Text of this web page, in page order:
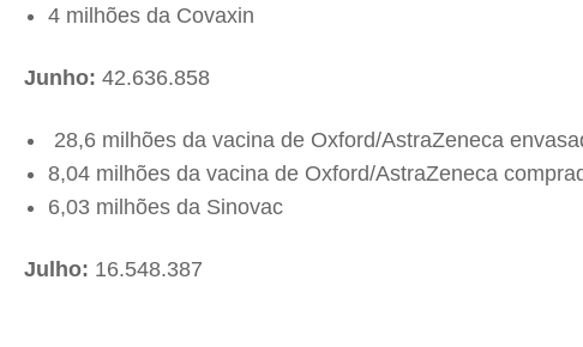
4 milhões da Covaxin
Junho: 42.636.858
28,6 milhões da vacina de Oxford/AstraZeneca
8,04 milhões da vacina de Oxford/AstraZeneca
6,03 milhões da Sinovac
Julho: 16.548.387